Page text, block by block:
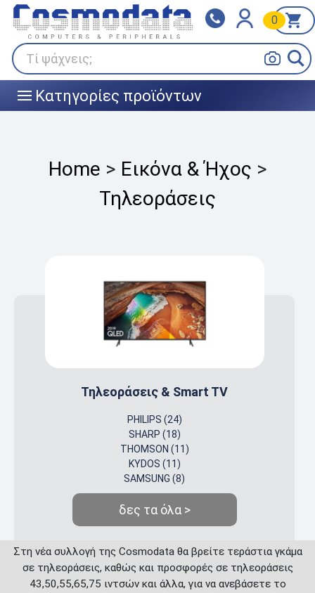
Τί ψάχνεις;
0
||| Κατηγορίες προϊόντων
Klarna
Πληρώστε σε 3
άτοκες δόσεις
BOX NOW
24/7 σε όλη την Ελλάδα!
Home > Εικόνα & Ήχος >
Τηλεοράσεις
Τηλεοράσεις & Smart TV
PHILIPS (24)
SHARP (18)
THOMSON (11)
KYDOS (11)
SAMSUNG (8)
δες τα όλα >
Στη νέα συλλογή της Cosmodata θα βρείτε τεράστια γκάμα
σε τηλεοράσεις, καθώς και προσφορές σε τηλεοράσεις
43,50,55,65,75 ιντσών και άλλα, για να ανεβάσετε το